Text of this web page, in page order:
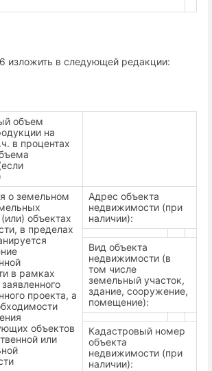
изложить в следующей редакции:
объем
на
в процентах
о земельном
объектах
в пределах
в рамках
проекта, а
объектов
или
Адрес объекта
недвижимости (при
наличии):
Вид объекта
недвижимости (в
том числе
земельный участок,
здание, сооружение,
помещение):
Кадастровый номер
объекта
недвижимости (при
наличии):